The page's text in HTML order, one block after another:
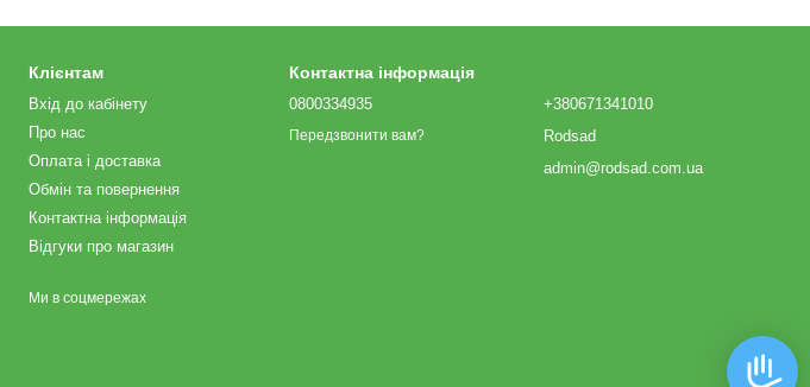
Клієнтам
Вхід до кабінету
Про нас
Оплата і доставка
Обмін та повернення
Контактна інформація
Відгуки про магазин
Ми в соцмережах
Контактна інформація
0800334935
Передзвонити вам?
+380671341010
Rodsad
admin@rodsad.com.ua